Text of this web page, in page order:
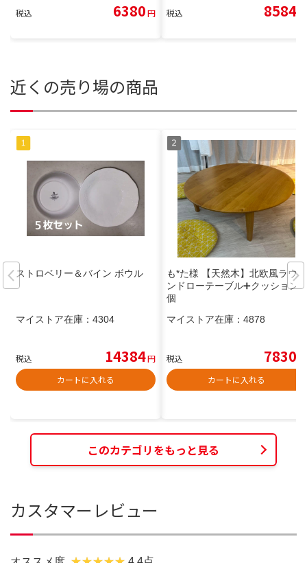
税込 6380円 税込 8584
近くの売り場の商品
ストロベリー＆バイン ボウル
マイストア在庫： 4304
税込 14384円
カートに入れる
も*た様 【天然木】北欧風ラウ
ンドローテーブル➕クッション5
個
マイストア在庫： 4878
税込 7830
カートに入れる
このカテゴリをもっと見る
カスタマーレビュー